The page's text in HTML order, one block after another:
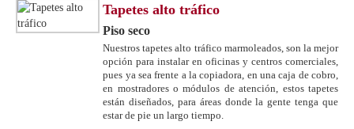
Tapetes alto tráfico
Piso seco
Nuestros tapetes alto tráfico marmoleados, son la mejor
opción para instalar en oficinas y centros comerciales,
pues ya sea frente a la copiadora, en una caja de cobro,
en mostradores o módulos de atención, estos tapetes
están diseñados, para áreas donde la gente tenga que
estar de pie un largo tiempo.